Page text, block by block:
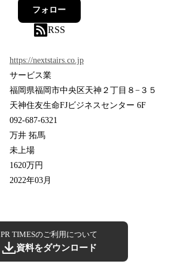
フォロー
RSS
https://nextstairs.co.jp
サービス業
福岡県福岡市中央区天神２丁目８−３５
天神住友生命FJビジネスセンター 6F
092-687-6321
万井 拓馬
未上場
1620万円
2022年03月
PR TIMESのご利用について
資料をダウンロード